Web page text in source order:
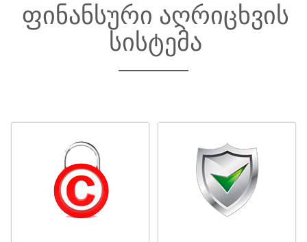
ფინანსური აღრიცხვის
სისტემა